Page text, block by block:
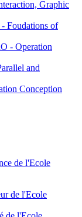
Graphic
Foudations of
- Operation
and
Conception
de l'Ecole
de l'Ecole